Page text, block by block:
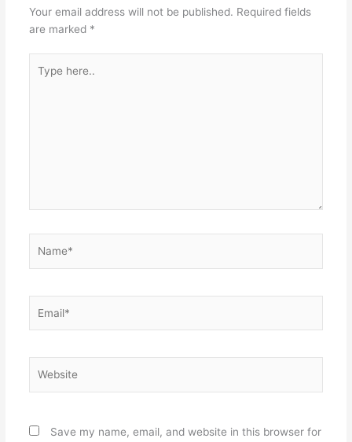
Your email address will not be published. Required fields
are marked *
here..
Save my name, email, and website in this browser for